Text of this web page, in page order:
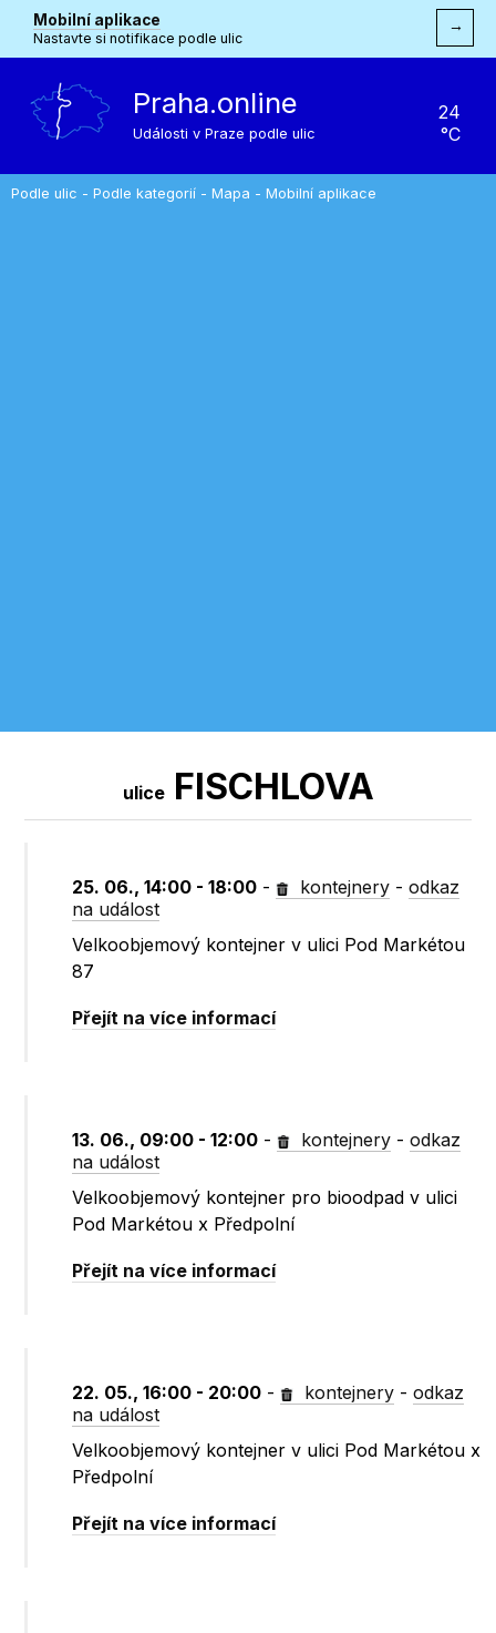
Mobilní aplikace
Nastavte si notifikace podle ulic
→
Praha.online
Události v Praze podle ulic
24
°C
Podle ulic - Podle kategorií - Mapa - Mobilní aplikace
uliceFISCHLOVA
25. 06., 14:00 - 18:00 - kontejnery -odkaz
na událost
Velkoobjemový kontejner v ulici Pod Markétou
87
Přejít na více informací
13. 06., 09:00 - 12:00 - kontejnery -odkaz
na událost
Velkoobjemový kontejner pro bioodpad v ulici
Pod Markétou x Předpolní
Přejít na více informací
22. 05., 16:00 - 20:00 - kontejnery -odkaz
na událost
Velkoobjemový kontejner v ulici Pod Markétou x
Předpolní
Přejít na více informací